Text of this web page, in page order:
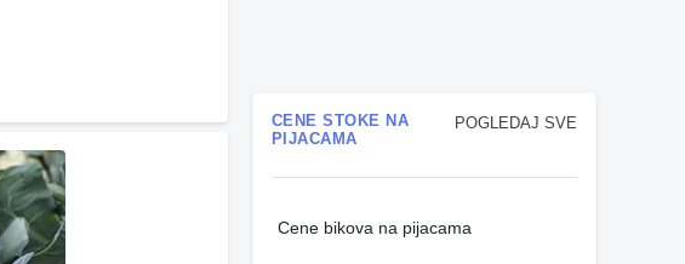
POGLEDAJ SVE
CENE STOKE NA
PIJACAMA
Cene bikova na pijacama